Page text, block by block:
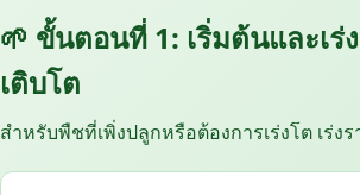
🌱 ขั้นตอนที่ 1: เริ่มต้นและเร่
เติบโต
สำหรับพืชที่เพิ่งปลูกหรือต้องการเร่งโต เร่งร